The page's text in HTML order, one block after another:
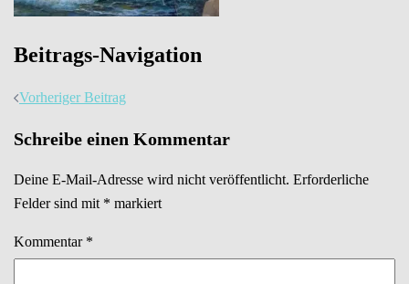
Beitrags-Navigation
Vorheriger Beitrag
Schreibe einen Kommentar
Deine E-Mail-Adresse wird nicht veröffentlicht. Erforderliche
Felder sind mit * markiert
Kommentar *